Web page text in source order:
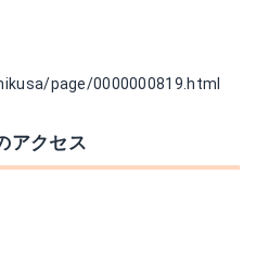
page/0000000819.html
アクセス